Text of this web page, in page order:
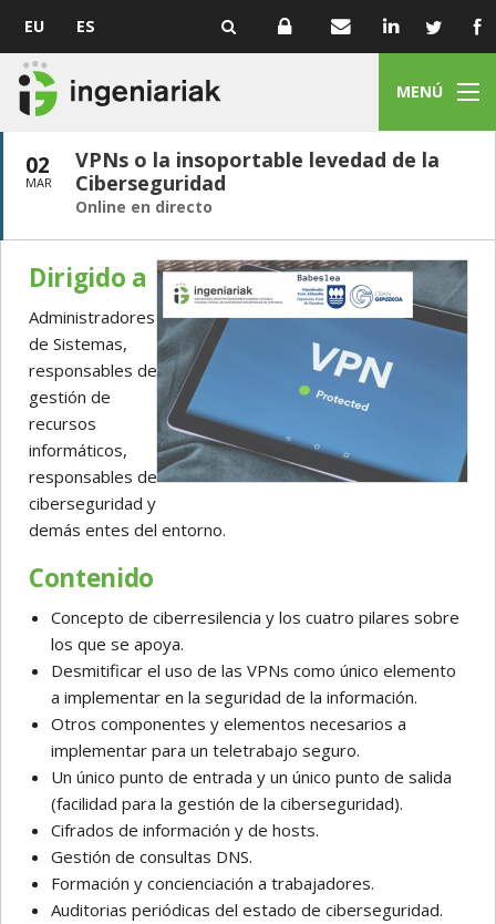
EU ES
MENÚ
02
MAR
VPNs o la insoportable levedad de la
Ciberseguridad
Online en directo
Dirigido a
Administradores
de Sistemas,
responsables de
gestión de
recursos
informáticos,
responsables de
ciberseguridad y
demás entes del entorno.
Contenido
Concepto de ciberresilencia y los cuatro pilares sobre
los que se apoya.
Desmitificar el uso de las VPNs como único elemento
a implementar en la seguridad de la información.
Otros componentes y elementos necesarios a
implementar para un teletrabajo seguro.
Un único punto de entrada y un único punto de salida
(facilidad para la gestión de la ciberseguridad).
Cifrados de información y de hosts.
Gestión de consultas DNS.
Formación y concienciación a trabajadores.
Auditorias periódicas del estado de ciberseguridad.